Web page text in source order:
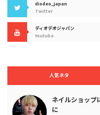
diodeo_japan
Twitter
ディオデオジャパン
Youtube
人気ネタ
ネイルショッ
に